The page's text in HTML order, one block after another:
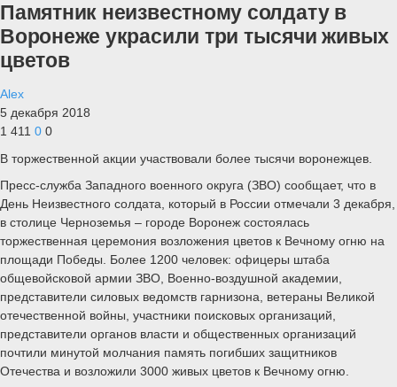
Памятник неизвестному солдату в
Воронеже украсили три тысячи живых
цветов
Alex
5 декабря 2018
1 411 0 0
В торжественной акции участвовали более тысячи воронежцев.
Пресс-служба Западного военного округа (ЗВО) сообщает, что в
День Неизвестного солдата, который в России отмечали 3 декабря,
в столице Черноземья – городе Воронеж состоялась
торжественная церемония возложения цветов к Вечному огню на
площади Победы. Более 1200 человек: офицеры штаба
общевойсковой армии ЗВО, Военно-воздушной академии,
представители силовых ведомств гарнизона, ветераны Великой
отечественной войны, участники поисковых организаций,
представители органов власти и общественных организаций
почтили минутой молчания память погибших защитников
Отечества и возложили 3000 живых цветов к Вечному огню.